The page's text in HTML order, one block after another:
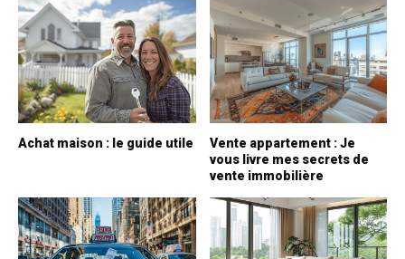
Achat maison : le guide utile
Vente appartement : Je
vous livre mes secrets de
vente immobilière